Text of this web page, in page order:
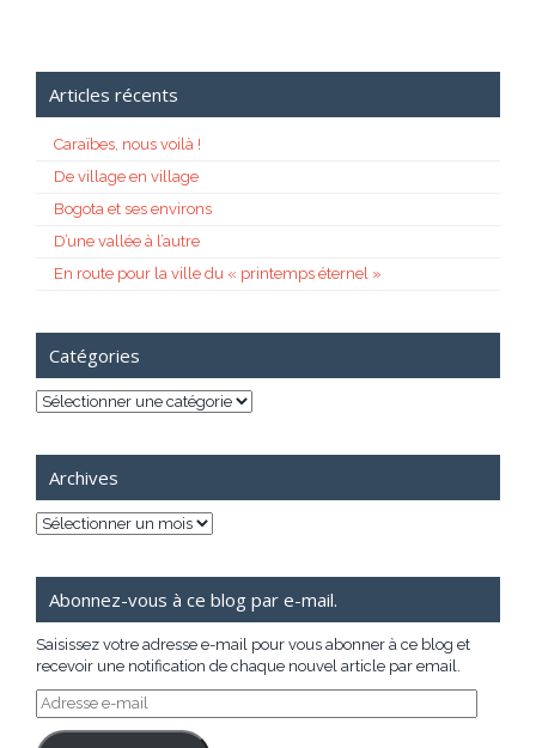
Articles récents
Caraïbes, nous voilà !
De village en village
Bogota et ses environs
D’une vallée à l’autre
En route pour la ville du « printemps éternel »
Catégories
Catégories
Archives
Archives
Abonnez-vous à ce blog par e-mail.
Saisissez votre adresse e-mail pour vous abonner à ce blog et
recevoir une notification de chaque nouvel article par email.
Adresse
e-
mail